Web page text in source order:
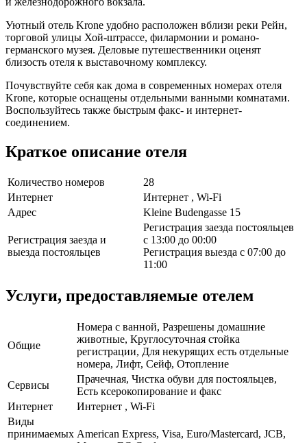
Уютный отель Krone удобно расположен вблизи реки Рейн,
торговой улицы Хой-штрассе, филармонии и романо-
германского музея. Деловые путешественники оценят
близость отеля к выставочному комплексу.
Почувствуйте себя как дома в современных номерах отеля
Krone, которые оснащены отдельными ванными комнатами.
Воспользуйтесь также быстрым факс- и интернет-
соединением.
Краткое описание отеля
Количество номеров
28
Интернет
Интернет , Wi-Fi
Адрес
Kleine Budengasse 15
Регистрация заезда и
выезда постояльцев
Регистрация заезда постояльцев
с 13:00 до 00:00
Регистрация выезда с 07:00 до
11:00
Услуги, предоставляемые отелем
Общие
Номера с ванной, Разрешены домашние
животные, Круглосуточная стойка
регистрации, Для некурящих есть отдельные
номера, Лифт, Сейф, Отопление
Сервисы
Прачечная, Чистка обуви для постояльцев,
Есть ксерокопирование и факс
Интернет
Интернет , Wi-Fi
Виды
принимаемых American Express, Visa, Euro/Mastercard, JCB,